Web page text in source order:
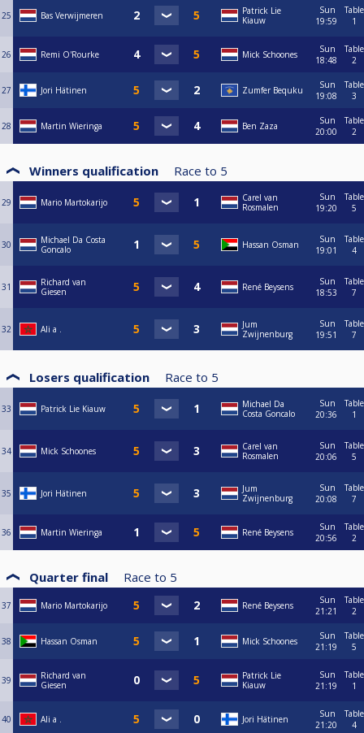
25 Bas Verwijmeren
Patrick Lie
Kiauw
Sun
19:59
Table
1
26 Remi O'Rourke Mick Schoones
Sun
18:48
Table
2
27 Jori Hätinen Zumfer Bequku
Sun
19:08
Table
3
28 Martin Wieringa Ben Zaza
Sun
20:00
Table
2
Winners qualification Race to 5
29 Mario Martokarijo
Carel van
Rosmalen
Sun
19:20
Table
5
30
Michael Da Costa
Goncalo
Hassan Osman
Sun
19:01
Table
4
31
Richard van
Giesen
René Beysens
Sun
18:53
Table
7
32 Ali a .
Jum
Zwijnenburg
Sun
19:51
Table
7
Losers qualification Race to 5
33 Patrick Lie Kiauw
Michael Da
Costa Goncalo
Sun
20:36
Table
1
34 Mick Schoones
Carel van
Rosmalen
Sun
20:06
Table
5
35 Jori Hätinen
Jum
Zwijnenburg
Sun
20:08
Table
7
36 Martin Wieringa René Beysens
Sun
20:56
Table
2
Quarter final Race to 5
37 Mario Martokarijo René Beysens
Sun
21:21
Table
2
38 Hassan Osman Mick Schoones
Sun
21:19
Table
5
39
Richard van
Giesen
Patrick Lie
Kiauw
Sun
21:19
Table
1
40 Ali a . Jori Hätinen
Sun
21:20
Table
4